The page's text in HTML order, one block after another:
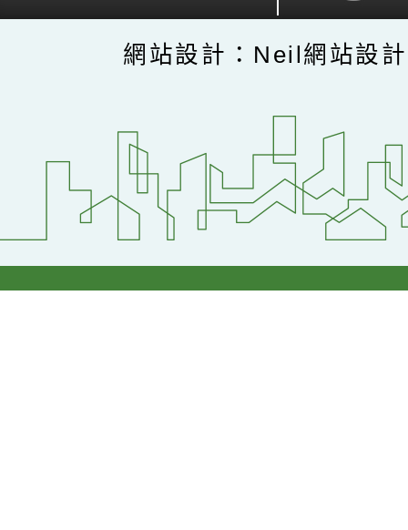
網站設計：Neil網站設